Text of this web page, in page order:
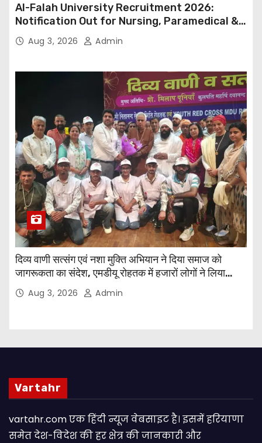
Al-Falah University Recruitment 2026:
Notification Out for Nursing, Paramedical &
Supporting Staff Posts, Apply Through Email
Aug 3, 2026 Admin
दिव्य वाणी सत्संग एवं नशा मुक्ति अभियान ने दिया समाज को
जागरूकता का संदेश, एमडीयू रोहतक में हजारों लोगों ने लिया
संकल्पAug 3, 2026 Admin
Vartahr
vartahr.com एक हिंदी न्यूज वेबसाइट है। इसमें हरियाणा
समेत देश-विदेश की हर क्षेत्र की जानकारी और